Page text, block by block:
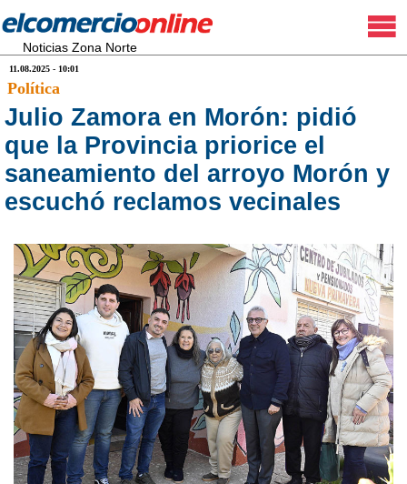
Noticias Zona Norte
11.08.2025 - 10:01
Política
Julio Zamora en Morón: pidió
que la Provincia priorice el
saneamiento del arroyo Morón y
escuchó reclamos vecinales